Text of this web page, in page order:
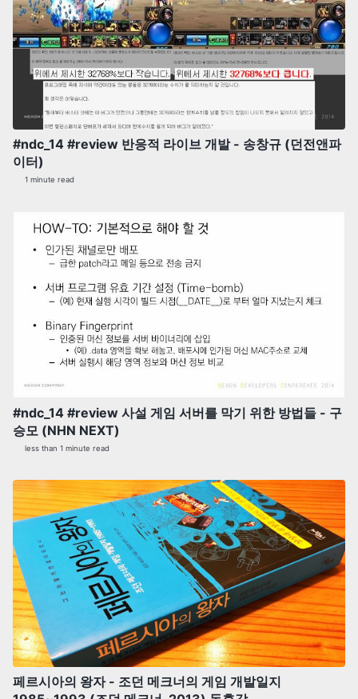
#ndc_14 #review 반응적 라이브 개발 - 송창규 (던전앤파
이터)
1 minute read
#ndc_14 #review 사설 게임 서버를 막기 위한 방법들 - 구
승모 (NHN NEXT)
less than 1 minute read
페르시아의 왕자 - 조던 메크너의 게임 개발일지